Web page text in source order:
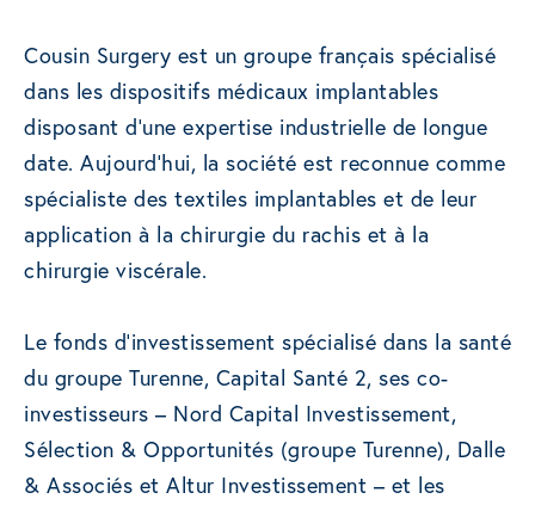
Cousin Surgery est un groupe français spécialisé
dans les dispositifs médicaux implantables
disposant d’une expertise industrielle de longue
date. Aujourd’hui, la société est reconnue comme
spécialiste des textiles implantables et de leur
application à la chirurgie du rachis et à la
chirurgie viscérale.
Le fonds d’investissement spécialisé dans la santé
du groupe Turenne, Capital Santé 2, ses co-
investisseurs – Nord Capital Investissement,
Sélection & Opportunités (groupe Turenne), Dalle
& Associés et Altur Investissement – et les